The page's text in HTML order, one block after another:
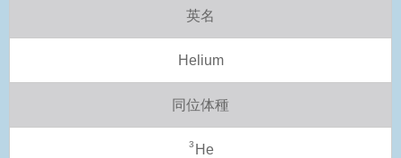
英名
Helium
同位体種
3 He